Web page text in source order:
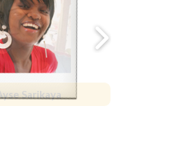
Sarikaya